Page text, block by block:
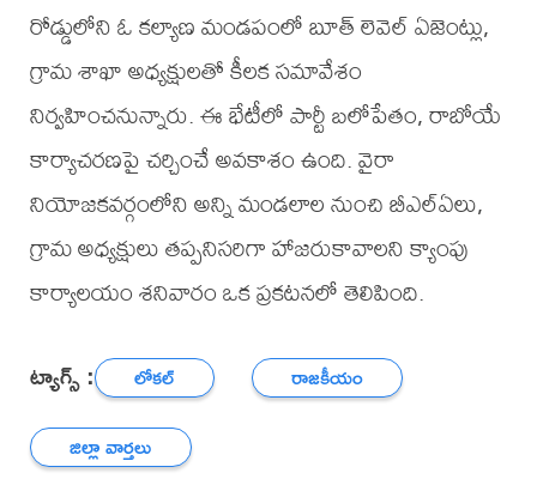
రోడ్డులోని ఓ కల్యాణ మండపంలో బూత్ లెవెల్ ఏజెంట్లు,
గ్రామ శాఖా అధ్యక్షులతో కీలక సమావేశం
నిర్వహించనున్నారు. ఈ భేటీలో పార్టీ బలోపేతం, రాబోయే
కార్యాచరణపై చర్చించే అవకాశం ఉంది. వైరా
నియోజకవర్గంలోని అన్ని మండలాల నుంచి బీఎల్ఏలు,
గ్రామ అధ్యక్షులు తప్పనిసరిగా హాజరుకావాలని క్యాంపు
కార్యాలయం శనివారం ఒక ప్రకటనలో తెలిపింది.
ట్యాగ్స్ : లోకల్
రాజకీయం
జిల్లా వార్తలు